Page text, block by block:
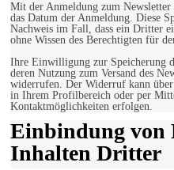
Mit der Anmeldung zum
das Datum der Anmeldung. Diese
Nachweis im Fall, dass ein Dritter
ohne Wissen des Berechtigten für
Ihre Einwilligung zur Speicherung
deren Nutzung zum Versand des
widerrufen. Der Widerruf kann
in Ihrem Profilbereich oder per
Kontaktmöglichkeiten erfolgen.
Einbindung von
Inhalten Dritter